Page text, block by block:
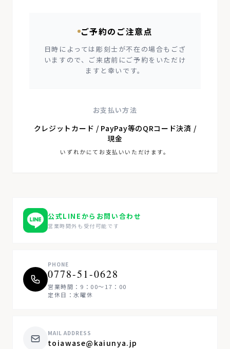
ご予約のご注意点
日時によっては彫刻士が不在の場合もござ
いますので、ご来店前にご予約をいただけ
ますと幸いです。
お支払い方法
クレジットカード / PayPay等のQRコード決済 /
現金
いずれかにてお支払いいただけます。
公式LINEからお問い合わせ
営業時間外も受付可能です
PHONE
0778-51-0628
営業時間：9：00～17：00
定休日：水曜休
MAIL ADDRESS
toiawase@kaiunya.jp